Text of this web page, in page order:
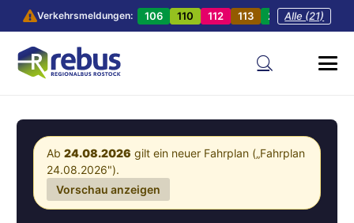
Verkehrsmeldungen: 106 110 112 113 201 202
Alle (21)
Ab 24.08.2026 gilt ein neuer Fahrplan („Fahrplan
24.08.2026").
Vorschau anzeigen